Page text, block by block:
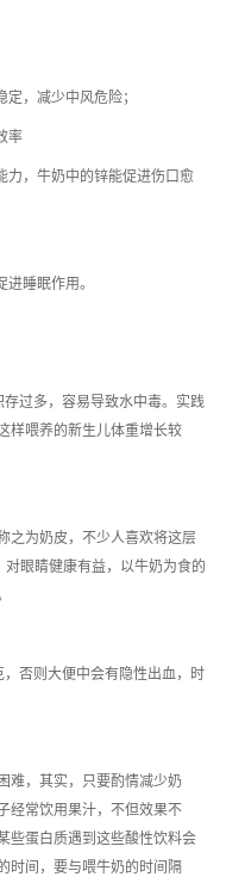
，减少中风危险；
率
力，牛奶中的锌能促进伤口愈
睡眠作用。
过多，容易导致水中毒。实践
样喂养的新生儿体重增长较
之为奶皮，不少人喜欢将这层
眼睛健康有益，以牛奶为食的
否则大便中会有隐性出血，时
难，其实，只要酌情减少奶
经常饮用果汁，不但效果不
些蛋白质遇到这些酸性饮料会
时间，要与喂牛奶的时间隔